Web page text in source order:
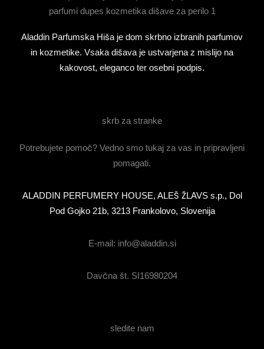
Aladdin Parfumska Hiša je dom skrbno izbranih parfumov
in kozmetike. Vsaka dišava je ustvarjena z mislijo na
kakovost, eleganco ter osebni podpis.
skrb za stranke
Potrebujete pomoč? Vedno smo tukaj za vas in pripravljeni
pomagati.
ALADDIN PERFUMERY HOUSE, ALEŠ ŽLAVS s.p., Dol
Pod Gojko 21b, 3213 Frankolovo, Slovenija
E-mail: info@aladdin.si
Davčna št. SI16980204
sledite nam